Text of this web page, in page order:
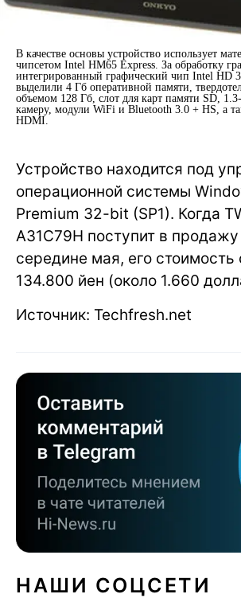
В качестве основы устройство использует
чипсетом Intel HM65 Express. За обработку
интегрированный графический чип Intel HD
выделили 4 Гб оперативной памяти,
объемом 128 Гб, слот для карт памяти SD,
камеру, модули WiFi и Bluetooth 3.0 + HS, а
HDMI.
Устройство находится под
операционной системы
Premium 32-bit (SP1). Когда
A31C79H поступит в продажу
середине мая, его стоимость
134.800 йен (около 1.660
Источник: Techfresh.net
НАШИ СОЦСЕТИ